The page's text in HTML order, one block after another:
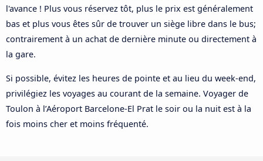
l'avance ! Plus vous réservez tôt, plus le prix est généralement
bas et plus vous êtes sûr de trouver un siège libre dans le bus;
contrairement à un achat de dernière minute ou directement à
la gare.
Si possible, évitez les heures de pointe et au lieu du week-end,
privilégiez les voyages au courant de la semaine. Voyager de
Toulon à l’Aéroport Barcelone-El Prat le soir ou la nuit est à la
fois moins cher et moins fréquenté.